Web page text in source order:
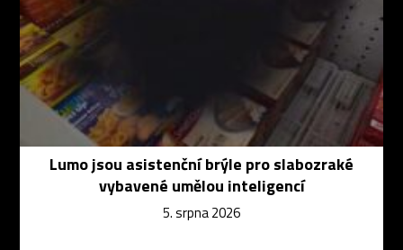
Lumo jsou asistenční brýle pro slabozraké
vybavené umělou inteligencí
5. srpna 2026